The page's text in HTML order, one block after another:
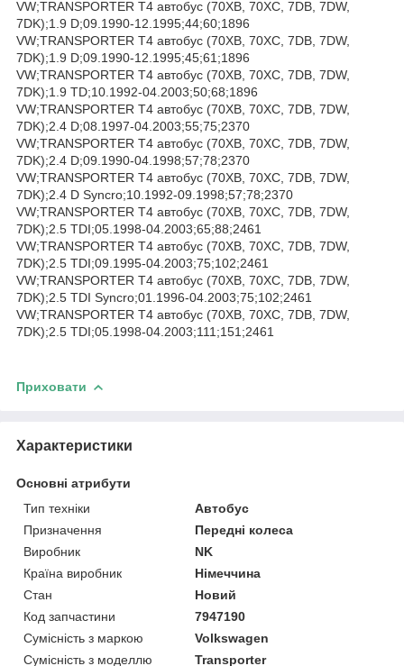
VW;TRANSPORTER T4 автобус (70XB, 70XC, 7DB, 7DW,
7DK);1.9 D;09.1990-12.1995;44;60;1896
VW;TRANSPORTER T4 автобус (70XB, 70XC, 7DB, 7DW,
7DK);1.9 D;09.1990-12.1995;45;61;1896
VW;TRANSPORTER T4 автобус (70XB, 70XC, 7DB, 7DW,
7DK);1.9 TD;10.1992-04.2003;50;68;1896
VW;TRANSPORTER T4 автобус (70XB, 70XC, 7DB, 7DW,
7DK);2.4 D;08.1997-04.2003;55;75;2370
VW;TRANSPORTER T4 автобус (70XB, 70XC, 7DB, 7DW,
7DK);2.4 D;09.1990-04.1998;57;78;2370
VW;TRANSPORTER T4 автобус (70XB, 70XC, 7DB, 7DW,
7DK);2.4 D Syncro;10.1992-09.1998;57;78;2370
VW;TRANSPORTER T4 автобус (70XB, 70XC, 7DB, 7DW,
7DK);2.5 TDI;05.1998-04.2003;65;88;2461
VW;TRANSPORTER T4 автобус (70XB, 70XC, 7DB, 7DW,
7DK);2.5 TDI;09.1995-04.2003;75;102;2461
VW;TRANSPORTER T4 автобус (70XB, 70XC, 7DB, 7DW,
7DK);2.5 TDI Syncro;01.1996-04.2003;75;102;2461
VW;TRANSPORTER T4 автобус (70XB, 70XC, 7DB, 7DW,
7DK);2.5 TDI;05.1998-04.2003;111;151;2461
Приховати
Характеристики
Основні атрибути
Тип техніки
Автобус
Призначення
Передні колеса
Виробник
NK
Країна виробник
Німеччина
Стан
Новий
Код запчастини
7947190
Сумісність з маркою
Volkswagen
Сумісність з моделлю
Transporter